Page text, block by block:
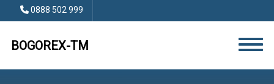
0888 502 999
BOGOREX-TM